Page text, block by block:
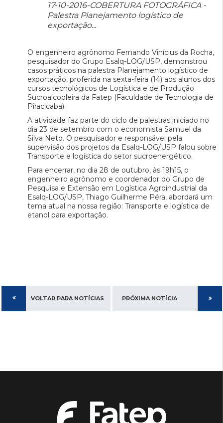
17-10-2016-COBERTURA FOTOGRÁFICA -
Palestra Planejamento logístico de
exportação...
O engenheiro agrônomo Fernando Vinícius da Rocha,
pesquisador do Grupo Esalq-LOG/USP, demonstrou
casos práticos na palestra Planejamento logístico de
exportação, proferida na sexta-feira (14) aos alunos dos
cursos tecnológicos de Logística e de Produção
Sucroalcooleira da Fatep (Faculdade de Tecnologia de
Piracicaba).
A atividade faz parte do ciclo de palestras iniciado no
dia 23 de setembro com o economista Samuel da
Silva Neto. O pesquisador e responsável pela
supervisão dos projetos da Esalq-LOG/USP falou sobre
Transporte e logística do setor sucroenergético.
Para encerrar, no dia 28 de outubro, às 19h15, o
engenheiro agrônomo e coordenador do Grupo de
Pesquisa e Extensão em Logística Agroindustrial da
Esalq-LOG/USP, Thiago Guilherme Péra, abordará um
tema atual na nossa região: Transporte e logística de
etanol para exportação.
VOLTAR PARA NOTÍCIAS PRÓXIMA NOTÍCIA